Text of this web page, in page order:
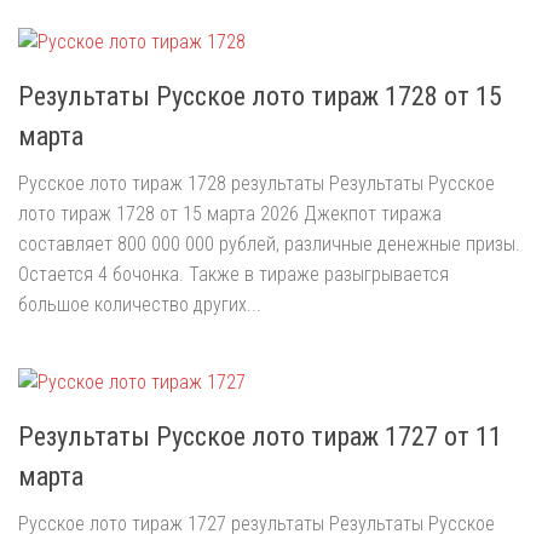
Результаты Русское лото тираж 1728 от 15
марта
Русское лото тираж 1728 результаты Результаты Русское
лото тираж 1728 от 15 марта 2026 Джекпот тиража
составляет 800 000 000 рублей, различные денежные призы.
Остается 4 бочонка. Также в тираже разыгрывается
большое количество других...
Результаты Русское лото тираж 1727 от 11
марта
Русское лото тираж 1727 результаты Результаты Русское